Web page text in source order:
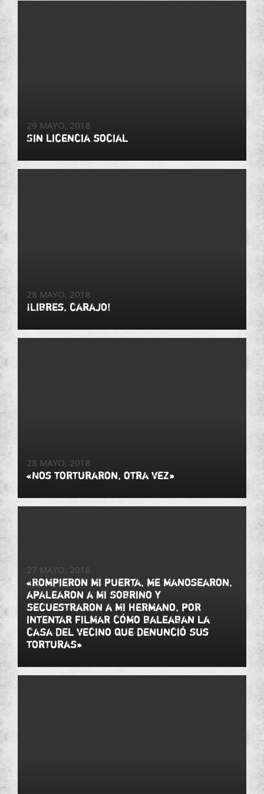
29 MAYO, 2018
Sin licencia social
28 MAYO, 2018
¡Libres, carajo!
28 MAYO, 2018
«Nos torturaron, otra vez»
27 MAYO, 2018
«Rompieron mi puerta, me manosearon,
apalearon a mi sobrino y
secuestraron a mi hermano, por
intentar filmar cómo baleaban la
casa del vecino que denunció sus
torturas»